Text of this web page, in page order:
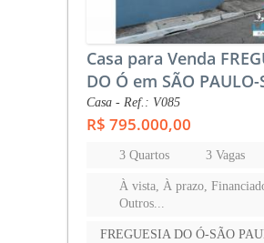
Casa para Venda
DO Ó em SÃO PAULO-
Casa - Ref.: V085
R$ 795.000,00
3 Quartos 3 Vagas
À vista, À prazo,
Outros...
FREGUESIA DO Ó-SÃO